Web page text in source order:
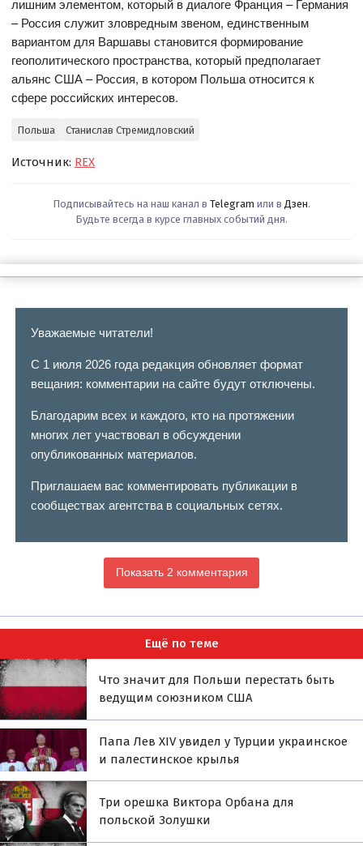
лишним элементом, который в диалоге Франция – Германия
– Россия служит зловредным звеном, единственным
вариантом для Варшавы становится формирование
геополитического пространства, который предполагает
альянс США – Россия, в котором Польша относится к
сфере российских интересов.
Польша Станислав Стремидловский
Источник: REX
Подписывайтесь на наш канал в Telegram или в Дзен.
Будьте всегда в курсе главных событий дня.
Уважаемые читатели!
С 1 июля 2026 года редакция обновляет формат
вещания: комментарии на сайте будут отключены.
Благодарим всех и каждого, кто на протяжении
многих лет участвовал в обсуждении
опубликованных материалов.
Приглашаем вас комментировать публикации в
сообществах агентства в социальных сетях.
Показать 2 комментария
Ещё по теме
Что значит для Польши перестать быть
ведущим союзником США
Папа Лев XIV увидел у Турции украинское
и палестинское крылья
Три орешка Виктора Орбана для
польской Золушки